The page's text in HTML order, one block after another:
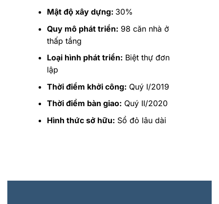
Mật độ xây dựng: 30%
Quy mô phát triển: 98 căn nhà ở
thấp tầng
Loại hình phát triển: Biệt thự đơn
lập
Thời điểm khởi công: Quý I/2019
Thời điểm bàn giao: Quý II/2020
Hình thức sở hữu: Sổ đỏ lâu dài